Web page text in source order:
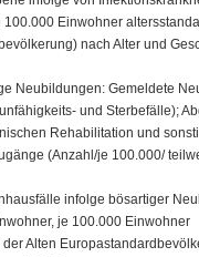
100.000 Einwohner
nach Alter und
Neubildungen: Gemeldete
und Sterbefälle);
Rehabilitation und
(Anzahl/je 100.000/
infolge bösartiger
je 100.000 Einwohner
Alten